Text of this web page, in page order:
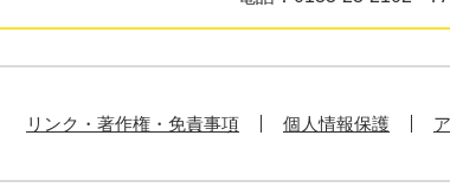
リンク・著作権・免責事項 個人情報保護